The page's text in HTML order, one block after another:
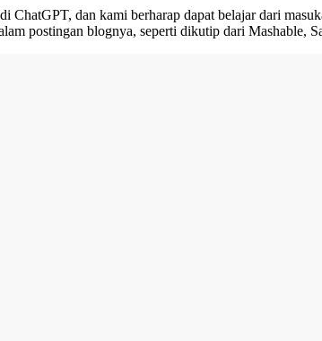
dan kami berharap dapat belajar dari
postingan blognya, seperti dikutip dari Mashable,